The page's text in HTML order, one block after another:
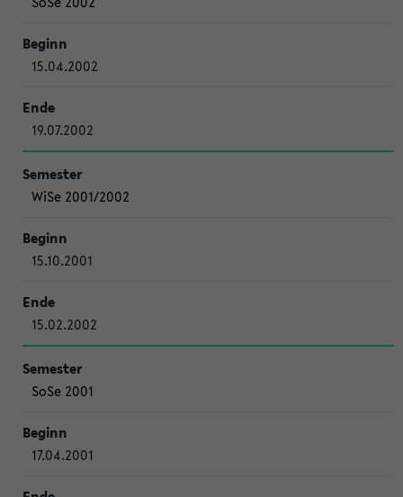
15.04.2002
19.07.2002
WiSe 2001/2002
15.10.2001
15.02.2002
SoSe 2001
17.04.2001